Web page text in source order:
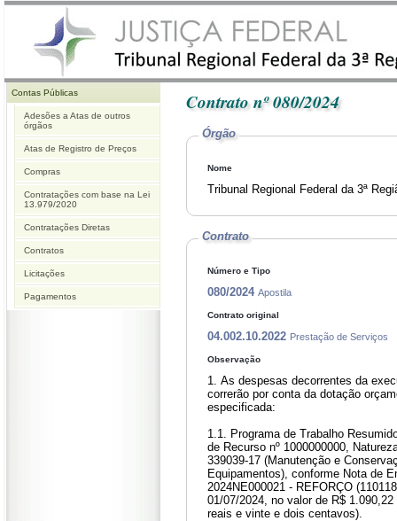
Contas Públicas
Adesões a Atas de outros
órgãos
Atas de Registro de Preços
Compras
Contratações com base na Lei
13.979/2020
Contratações Diretas
Contratos
Licitações
Pagamentos
Contrato nº 080/2024
Órgão
Nome
Tribunal Regional Federal da 3ª
Contrato
Número e Tipo
080/2024 Apostila
Contrato original
04.002.10.2022 Prestação de Serviços
Observação
1. As despesas decorrentes da
correrão por conta da dotação
especificada:
1.1. Programa de Trabalho
de Recurso nº 1000000000,
339039-17 (Manutenção e
Equipamentos), conforme Nota de
2024NE000021 - REFORÇO
01/07/2024, no valor de R$
reais e vinte e dois centavos).